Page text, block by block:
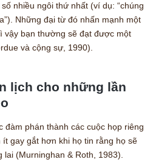
nhiều ngôi thứ nhất (ví dụ: “chúng
Những đại từ đó nhấn mạnh một
vậy bạn thường sẽ đạt được một
và cộng sự, 1990).
lịch cho những lần
đàm phán thành các cuộc họp riêng
gay gắt hơn khi họ tin rằng họ sẽ
(Murninghan & Roth, 1983).